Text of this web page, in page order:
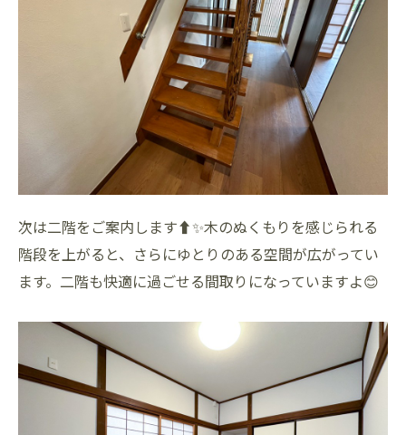
次は二階をご案内します⬆️✨木のぬくもりを感じられる
階段を上がると、さらにゆとりのある空間が広がってい
ます。二階も快適に過ごせる間取りになっていますよ😊